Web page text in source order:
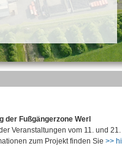
der Fußgängerzone Werl
Veranstaltungen vom 11. und
zum Projekt finden Sie >>